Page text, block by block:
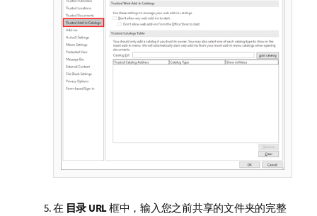
在 目录 URL框中，输入您之前共享的文件夹的完整